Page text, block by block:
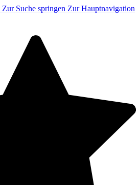
Zur Suche springen Zur Hauptnavigation